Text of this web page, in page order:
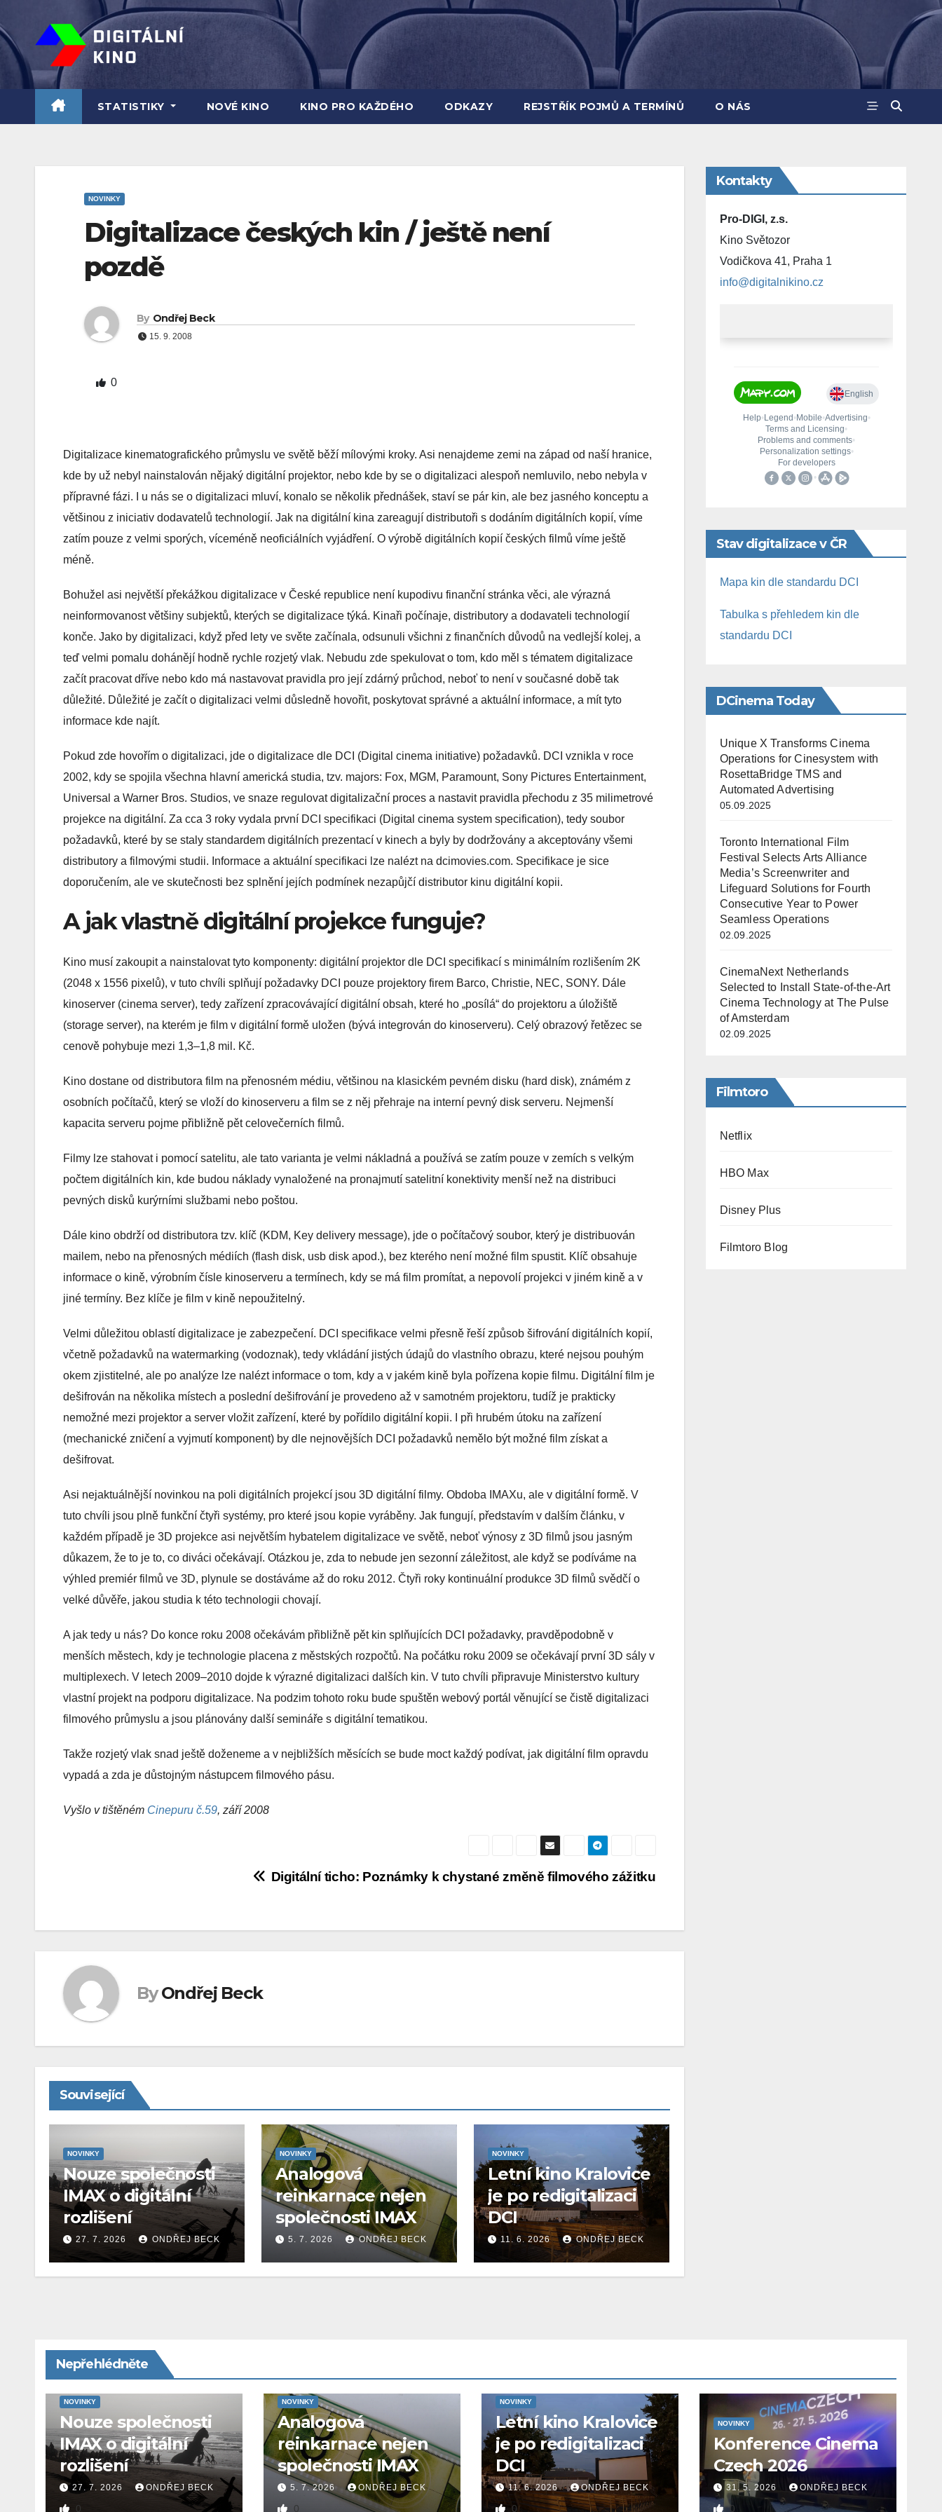
to
content
STATISTIKY NOVÉ KINO KINO PRO KAŽDÉHO ODKAZY REJSTŘÍK POJMŮ A TERMÍNŮ O NÁS
NOVINKY
Digitalizace českých kin / ještě není
pozdě
By Ondřej Beck
15. 9. 2008
0
Digitalizace kinematografického průmyslu ve světě běží mílovými kroky. Asi nenajdeme zemi na západ od naší hranice,
kde by už nebyl nainstalován nějaký digitální projektor, nebo kde by se o digitalizaci alespoň nemluvilo, nebo nebyla v
přípravné fázi. I u nás se o digitalizaci mluví, konalo se několik přednášek, staví se pár kin, ale bez jasného konceptu a
většinou z iniciativ dodavatelů technologií. Jak na digitální kina zareagují distributoři s dodáním digitálních kopií, víme
zatím pouze z velmi sporých, víceméně neoficiálních vyjádření. O výrobě digitálních kopií českých filmů víme ještě
méně.
Bohužel asi největší překážkou digitalizace v České republice není kupodivu finanční stránka věci, ale výrazná
neinformovanost většiny subjektů, kterých se digitalizace týká. Kinaři počínaje, distributory a dodavateli technologií
konče. Jako by digitalizaci, když před lety ve světe začínala, odsunuli všichni z finančních důvodů na vedlejší kolej, a
teď velmi pomalu dohánějí hodně rychle rozjetý vlak. Nebudu zde spekulovat o tom, kdo měl s tématem digitalizace
začít pracovat dříve nebo kdo má nastavovat pravidla pro její zdárný průchod, neboť to není v současné době tak
důležité. Důležité je začít o digitalizaci velmi důsledně hovořit, poskytovat správné a aktuální informace, a mít tyto
informace kde najít.
Pokud zde hovořím o digitalizaci, jde o digitalizace dle DCI (Digital cinema initiative) požadavků. DCI vznikla v roce
2002, kdy se spojila všechna hlavní americká studia, tzv. majors: Fox, MGM, Paramount, Sony Pictures Entertainment,
Universal a Warner Bros. Studios, ve snaze regulovat digitalizační proces a nastavit pravidla přechodu z 35 milimetrové
projekce na digitální. Za cca 3 roky vydala první DCI specifikaci (Digital cinema system specification), tedy soubor
požadavků, které by se staly standardem digitálních prezentací v kinech a byly by dodržovány a akceptovány všemi
distributory a filmovými studii. Informace a aktuální specifikaci lze nalézt na dcimovies.com. Specifikace je sice
doporučením, ale ve skutečnosti bez splnění jejích podmínek nezapůjčí distributor kinu digitální kopii.
A jak vlastně digitální projekce funguje?
Kino musí zakoupit a nainstalovat tyto komponenty: digitální projektor dle DCI specifikací s minimálním rozlišením 2K
(2048 x 1556 pixelů), v tuto chvíli splňují požadavky DCI pouze projektory firem Barco, Christie, NEC, SONY. Dále
kinoserver (cinema server), tedy zařízení zpracovávající digitální obsah, které ho „posílá“ do projektoru a úložiště
(storage server), na kterém je film v digitální formě uložen (bývá integrován do kinoserveru). Celý obrazový řetězec se
cenově pohybuje mezi 1,3–1,8 mil. Kč.
Kino dostane od distributora film na přenosném médiu, většinou na klasickém pevném disku (hard disk), známém z
osobních počítačů, který se vloží do kinoserveru a film se z něj přehraje na interní pevný disk serveru. Nejmenší
kapacita serveru pojme přibližně pět celovečerních filmů.
Filmy lze stahovat i pomocí satelitu, ale tato varianta je velmi nákladná a používá se zatím pouze v zemích s velkým
počtem digitálních kin, kde budou náklady vynaložené na pronajmutí satelitní konektivity menší než na distribuci
pevných disků kurýrními službami nebo poštou.
Dále kino obdrží od distributora tzv. klíč (KDM, Key delivery message), jde o počítačový soubor, který je distribuován
mailem, nebo na přenosných médiích (flash disk, usb disk apod.), bez kterého není možné film spustit. Klíč obsahuje
informace o kině, výrobním čísle kinoserveru a termínech, kdy se má film promítat, a nepovolí projekci v jiném kině a v
jiné termíny. Bez klíče je film v kině nepoužitelný.
Velmi důležitou oblastí digitalizace je zabezpečení. DCI specifikace velmi přesně řeší způsob šifrování digitálních kopií,
včetně požadavků na watermarking (vodoznak), tedy vkládání jistých údajů do vlastního obrazu, které nejsou pouhým
okem zjistitelné, ale po analýze lze nalézt informace o tom, kdy a v jakém kině byla pořízena kopie filmu. Digitální film je
dešifrován na několika místech a poslední dešifrování je provedeno až v samotném projektoru, tudíž je prakticky
nemožné mezi projektor a server vložit zařízení, které by pořídilo digitální kopii. I při hrubém útoku na zařízení
(mechanické zničení a vyjmutí komponent) by dle nejnovějších DCI požadavků nemělo být možné film získat a
dešifrovat.
Asi nejaktuálnější novinkou na poli digitálních projekcí jsou 3D digitální filmy. Obdoba IMAXu, ale v digitální formě. V
tuto chvíli jsou plně funkční čtyři systémy, pro které jsou kopie vyráběny. Jak fungují, představím v dalším článku, v
každém případě je 3D projekce asi největším hybatelem digitalizace ve světě, neboť výnosy z 3D filmů jsou jasným
důkazem, že to je to, co diváci očekávají. Otázkou je, zda to nebude jen sezonní záležitost, ale když se podíváme na
výhled premiér filmů ve 3D, plynule se dostáváme až do roku 2012. Čtyři roky kontinuální produkce 3D filmů svědčí o
velké důvěře, jakou studia k této technologii chovají.
A jak tedy u nás? Do konce roku 2008 očekávám přibližně pět kin splňujících DCI požadavky, pravděpodobně v
menších městech, kdy je technologie placena z městských rozpočtů. Na počátku roku 2009 se očekávají první 3D sály v
multiplexech. V letech 2009–2010 dojde k výrazné digitalizaci dalších kin. V tuto chvíli připravuje Ministerstvo kultury
vlastní projekt na podporu digitalizace. Na podzim tohoto roku bude spuštěn webový portál věnující se čistě digitalizaci
filmového průmyslu a jsou plánovány další semináře s digitální tematikou.
Takže rozjetý vlak snad ještě doženeme a v nejbližších měsících se bude moct každý podívat, jak digitální film opravdu
vypadá a zda je důstojným nástupcem filmového pásu.
Vyšlo v tištěném Cinepuru č.59, září 2008
příspěvek
Digitální ticho: Poznámky k chystané změně filmového zážitku
By Ondřej Beck
Související
NOVINKY
Nouze společnosti
IMAX o digitální
rozlišení
27. 7. 2026 ONDŘEJ BECK
NOVINKY
Analogová
reinkarnace nejen
společnosti IMAX
5. 7. 2026 ONDŘEJ BECK
NOVINKY
Letní kino Kralovice
je po redigitalizaci
DCI
11. 6. 2026 ONDŘEJ BECK
Kontakty
Pro-DIGI, z.s.
Kino Světozor
Vodičkova 41, Praha 1
info@digitalnikino.cz
Stav digitalizace v ČR
Mapa kin dle standardu DCI
Tabulka s přehledem kin dle
standardu DCI
DCinema Today
Unique X Transforms Cinema
Operations for Cinesystem with
RosettaBridge TMS and
Automated Advertising
05.09.2025
Toronto International Film
Festival Selects Arts Alliance
Media’s Screenwriter and
Lifeguard Solutions for Fourth
Consecutive Year to Power
Seamless Operations
02.09.2025
CinemaNext Netherlands
Selected to Install State-of-the-Art
Cinema Technology at The Pulse
of Amsterdam
02.09.2025
Filmtoro
Netflix
HBO Max
Disney Plus
Filmtoro Blog
Nepřehlédněte
NOVINKY
Nouze společnosti
IMAX o digitální
rozlišení
27. 7. 2026 ONDŘEJ BECK
0
NOVINKY
Analogová
reinkarnace nejen
společnosti IMAX
5. 7. 2026 ONDŘEJ BECK
0
NOVINKY
Letní kino Kralovice
je po redigitalizaci
DCI
11. 6. 2026 ONDŘEJ BECK
0
NOVINKY
Konference Cinema
Czech 2026
31. 5. 2026 ONDŘEJ BECK
0